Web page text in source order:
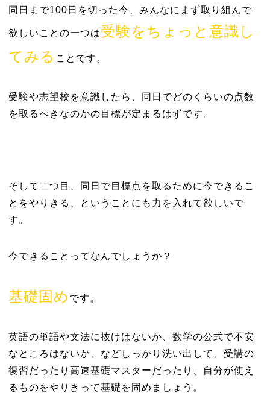
同日まで100日を切った今、みんなにまず取り組んで
欲しいことの一つは受験をちょっと意識し
てみる ことです。
受験や志望校を意識したら、同日でどのくらいの点数
を取るべきなのかの目標が定まるはずです。
そして二つ目、同日で目標点を取るために今できるこ
とをやりきる、ということにも力を入れて欲しいで
す。
今できることってなんでしょうか？
基礎固め です。
英語の単語や文法に抜けはないか、数学の公式で不安
なところはないか、などしっかり洗い出して、受講の
復習だったり高速基礎マスターだったり、自分が使え
るものをやりきって基礎を固めましょう。